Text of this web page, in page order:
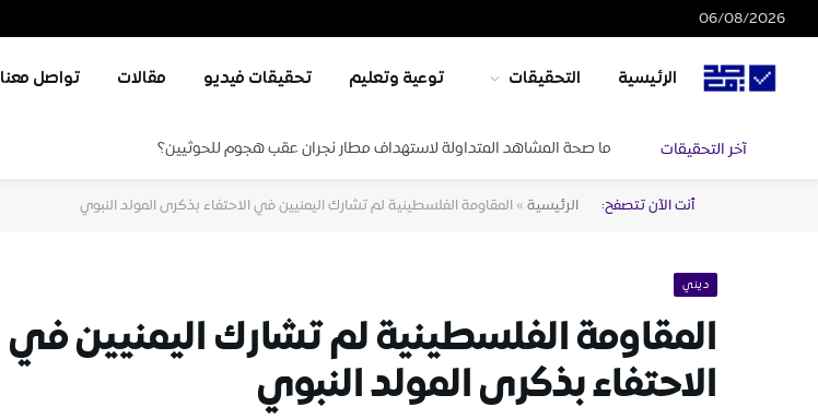
06/08/2026
الرئيسية التحقيقات توعية وتعليم تحقيقات فيديو مقالات تواصل معنا
آخر التحقيقات ما صحة المشاهد المتداولة لاستهداف مطار نجران عقب هجوم للحوثيين؟
أنت الآن تتصفح: الرئيسية» المقاومة الفلسطينية لم تشارك اليمنيين في الاحتفاء بذكرى المولد النبوي
ديني
المقاومة الفلسطينية لم تشارك اليمنيين في
الاحتفاء بذكرى المولد النبوي